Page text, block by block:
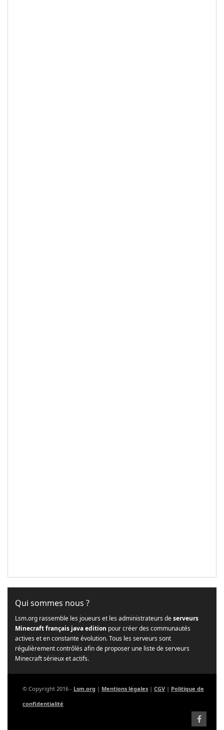
Qui sommes nous ?
Lsm.org rassemble les joueurs et les administrateurs deserveurs
Minecraft français java edition pour créer des communautés
actives et en constante évolution. Tous les serveurs sont
régulièrement contrôlés afin de proposer une liste de serveurs
Minecraft sérieux et actifs.
© Copyright 2016 - Lsm.org | Mentions légales | CGV | Politique de
confidentialité